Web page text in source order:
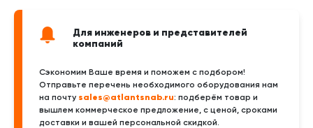
Для инженеров и представителей
компаний
Сэкономим Ваше время и поможем с подбором!
Отправьте перечень необходимого оборудования нам
на почту sales@atlantsnab.ru: подберём товар и
вышлем коммерческое предложение, с ценой, сроками
доставки и вашей персональной скидкой.